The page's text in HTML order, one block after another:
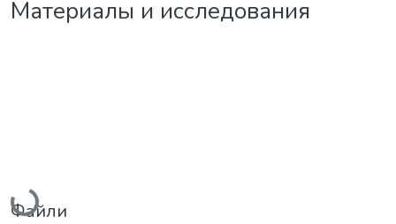
Материалы и исследования
Вантажиться...
Файли